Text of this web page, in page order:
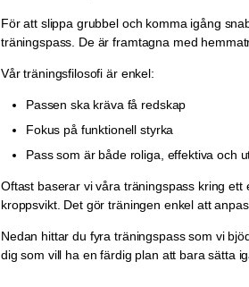
För att slippa grubbel och komma igång
träningspass. De är framtagna med
Vår träningsfilosofi är enkel:
Passen ska kräva få redskap
Fokus på funktionell styrka
Pass som är både roliga, effektiva och
Oftast baserar vi våra träningspass kring
kroppsvikt. Det gör träningen enkel att
Nedan hittar du fyra träningspass som vi
dig som vill ha en färdig plan att bara sätta